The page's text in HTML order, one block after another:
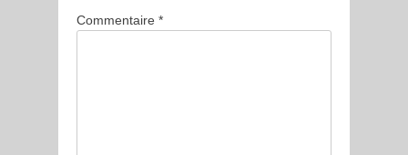
Commentaire *